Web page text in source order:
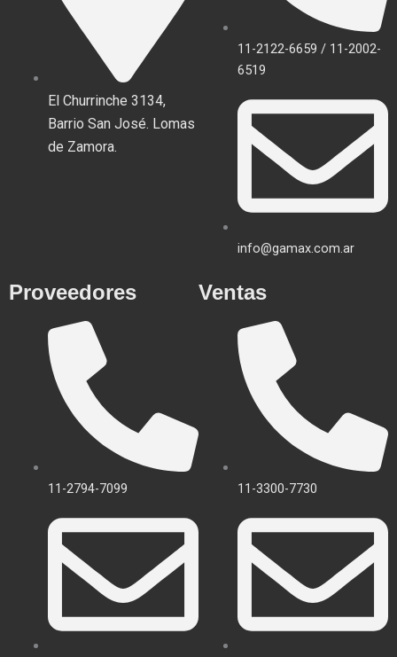
El Churrinche 3134,
Barrio San José. Lomas
de Zamora.
11-2122-6659 / 11-2002-
6519
info@gamax.com.ar
Proveedores
11-2794-7099
Ventas
11-3300-7730